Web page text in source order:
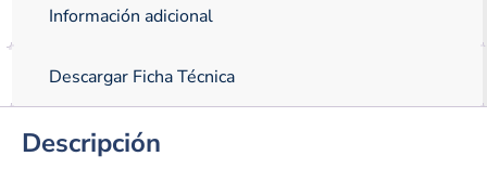
Información adicional
Descargar Ficha Técnica
Descripción